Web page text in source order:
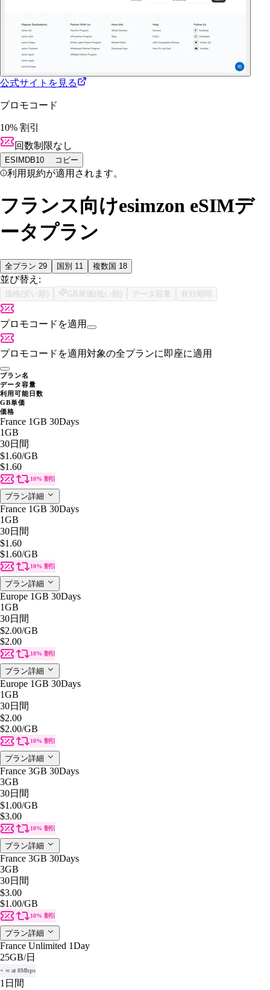
公式サイトを見る
プロモコード
10% 割引
回数制限なし
ESIMDB10 コピー
利用規約が適用されます。
フランス向けesimzon eSIMデ
ータプラン
全プラン 29 国別 11 複数国 18
並び替え:
価格(安い順) GB単価(低い順) データ容量 有効期間
プロモコードを適用
プロモコードを適用対象の全プランに即座に適用
プラン名
データ容量
利用可能日数
GB単価
価格
France 1GB 30Days
1GB
30日間
$1.60/GB
$1.60
10% 割引
プラン詳細
France 1GB 30Days
1GB
30日間
$1.60
$1.60/GB
10% 割引
プラン詳細
Europe 1GB 30Days
1GB
30日間
$2.00/GB
$2.00
10% 割引
プラン詳細
Europe 1GB 30Days
1GB
30日間
$2.00
$2.00/GB
10% 割引
プラン詳細
France 3GB 30Days
3GB
30日間
$1.00/GB
$3.00
10% 割引
プラン詳細
France 3GB 30Days
3GB
30日間
$3.00
$1.00/GB
10% 割引
プラン詳細
France Unlimited 1Day
25GB/日
+ ∞ at 8Mbps
1日間